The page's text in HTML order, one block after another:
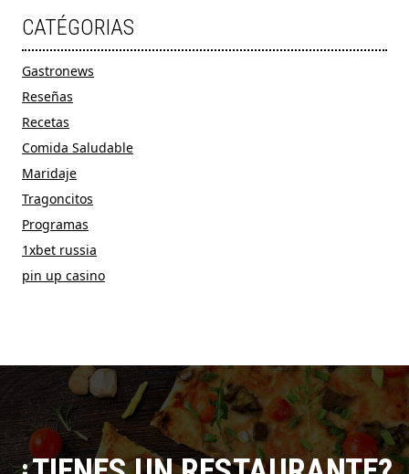
CATÉGORIAS
Gastronews
Reseñas
Recetas
Comida Saludable
Maridaje
Tragoncitos
Programas
1xbet russia
pin up casino